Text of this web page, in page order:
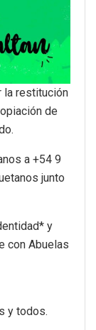
la restitución
de
a +54 9
junto
y
con Abuelas
y todos.